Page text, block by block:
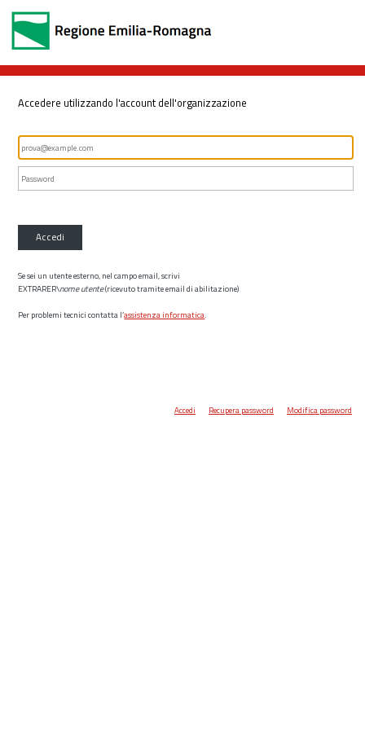
Accedere utilizzando l'account dell'organizzazione
Accedi
Se sei un utente esterno, nel campo email, scrivi
EXTRARER\nome utente(ricevuto tramite email di abilitazione)
Per problemi tecnici contatta l’assistenza informatica.
Accedi Recupera password Modifica password